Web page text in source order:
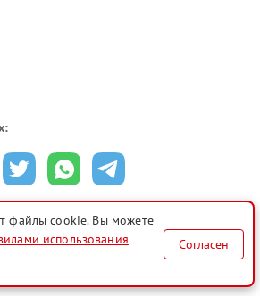
файлы cookie. Вы можете
использования
Согласен